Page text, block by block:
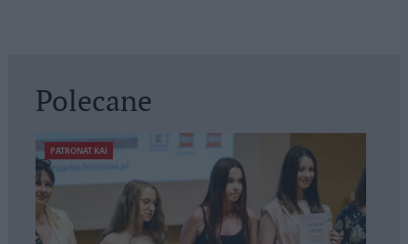
Polecane
PATRONAT KAI